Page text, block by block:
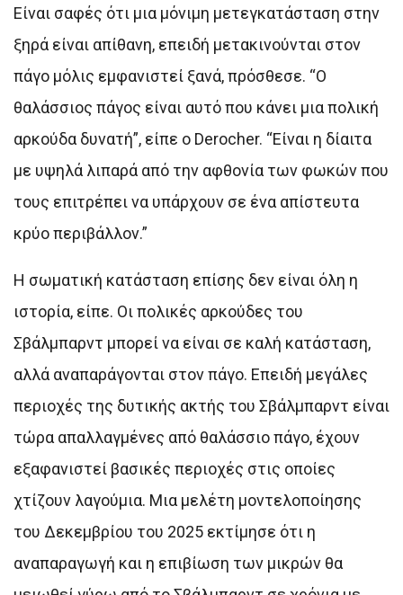
Είναι σαφές ότι μια μόνιμη μετεγκατάσταση στην
ξηρά είναι απίθανη, επειδή μετακινούνται στον
πάγο μόλις εμφανιστεί ξανά, πρόσθεσε. “Ο
θαλάσσιος πάγος είναι αυτό που κάνει μια πολική
αρκούδα δυνατή”, είπε ο Derocher. “Είναι η δίαιτα
με υψηλά λιπαρά από την αφθονία των φωκών που
τους επιτρέπει να υπάρχουν σε ένα απίστευτα
κρύο περιβάλλον.”
Η σωματική κατάσταση επίσης δεν είναι όλη η
ιστορία, είπε. Οι πολικές αρκούδες του
Σβάλμπαρντ μπορεί να είναι σε καλή κατάσταση,
αλλά αναπαράγονται στον πάγο. Επειδή μεγάλες
περιοχές της δυτικής ακτής του Σβάλμπαρντ είναι
τώρα απαλλαγμένες από θαλάσσιο πάγο, έχουν
εξαφανιστεί βασικές περιοχές στις οποίες
χτίζουν λαγούμια. Μια μελέτη μοντελοποίησης
του Δεκεμβρίου του 2025 εκτίμησε ότι η
αναπαραγωγή και η επιβίωση των μικρών θα